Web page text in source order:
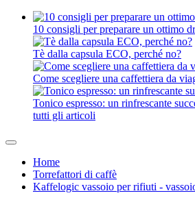
10 consigli per preparare un ottimo
Tè dalla capsula ECO, perché no?
Come scegliere una caffettiera da
Tonico espresso: un rinfrescante
tutti gli articoli
Home
Torrefattori di caffè
Kaffelogic vassoio per rifiuti -